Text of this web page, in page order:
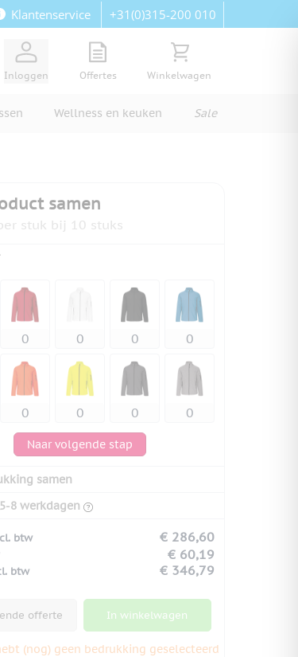
Klantenservice +31(0)315-200 010
Inloggen
View quote, Quote is empty
Offertes
Bekijk winkelwagen,
Winkelwagen
Wellness en keuken Sale
samen
stuk bij 10 stuks
Naar volgende stap
samen
5-8 werkdagen
btw
€ 286,60
€ 60,19
btw € 346,79
offerte In winkelwagen
(nog) geen bedrukking geselecteerd